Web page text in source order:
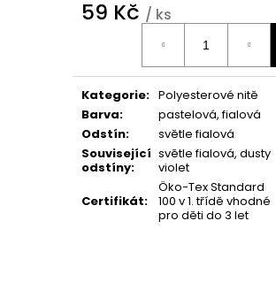
59 Kč / ks
Kategorie: Polyesterové nitě
Barva: pastelová,fialová
Odstín:
světle fialová
Související
odstíny:
světle fialová, dusty
violet
Certifikát:
Öko-Tex Standard
100 v 1. třídě vhodné
pro děti do 3 let